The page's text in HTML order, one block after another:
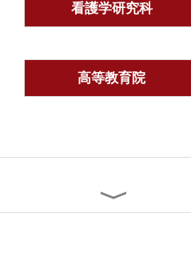
看護学研究科
高等教育院